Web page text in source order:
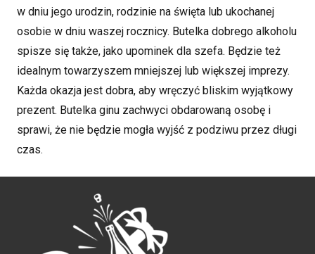
w dniu jego urodzin, rodzinie na święta lub ukochanej
osobie w dniu waszej rocznicy. Butelka dobrego alkoholu
spisze się także, jako upominek dla szefa. Będzie też
idealnym towarzyszem mniejszej lub większej imprezy.
Każda okazja jest dobra, aby wręczyć bliskim wyjątkowy
prezent. Butelka ginu zachwyci obdarowaną osobę i
sprawi, że nie będzie mogła wyjść z podziwu przez długi
czas.